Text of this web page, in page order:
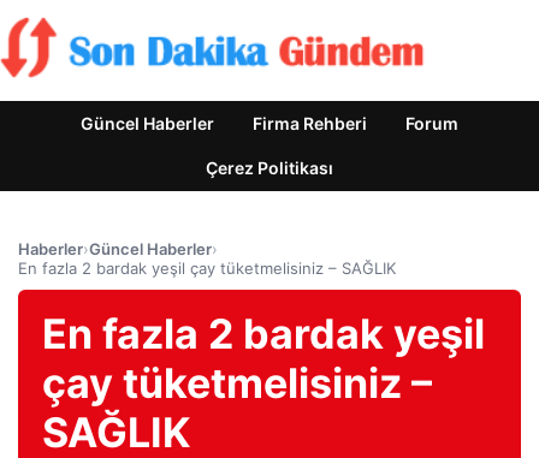
Güncel Haberler Firma Rehberi Forum
Çerez Politikası
Haberler›Güncel Haberler›
En fazla 2 bardak yeşil çay tüketmelisiniz – SAĞLIK
En fazla 2 bardak yeşil
çay tüketmelisiniz –
SAĞLIK